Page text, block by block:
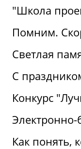
"Школа
Помним.
Светлая
С
Конкурс
Как понять,